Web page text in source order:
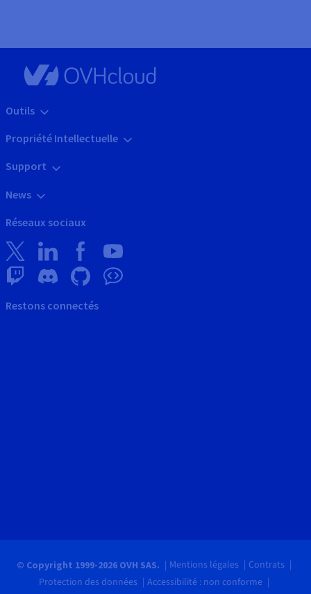
Outils
Propriété Intellectuelle
Support
News
Réseaux sociaux
Restons connectés
© Copyright 1999-2026 OVH SAS. Mentions légales
Contrats
Protection des données
Accessibilité : non conforme